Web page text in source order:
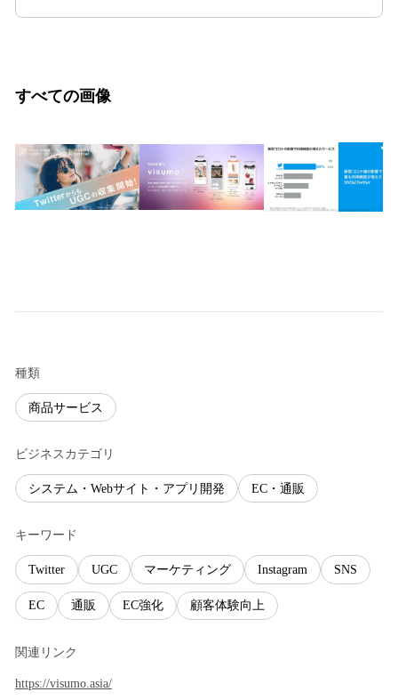
すべての画像
種類
商品サービス
ビジネスカテゴリ
システム・Webサイト・アプリ開発 EC・通販
キーワード
Twitter UGC マーケティング Instagram SNS
EC 通販 EC強化 顧客体験向上
関連リンク
https://visumo.asia/